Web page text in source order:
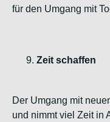
für den Umgang mit
Zeit schaffen
Der Umgang mit
und nimmt viel Zeit in